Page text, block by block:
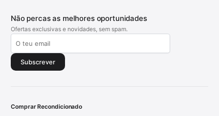
Não percas as melhores oportunidades
Ofertas exclusivas e novidades, sem spam.
Subscrever
Comprar Recondicionado